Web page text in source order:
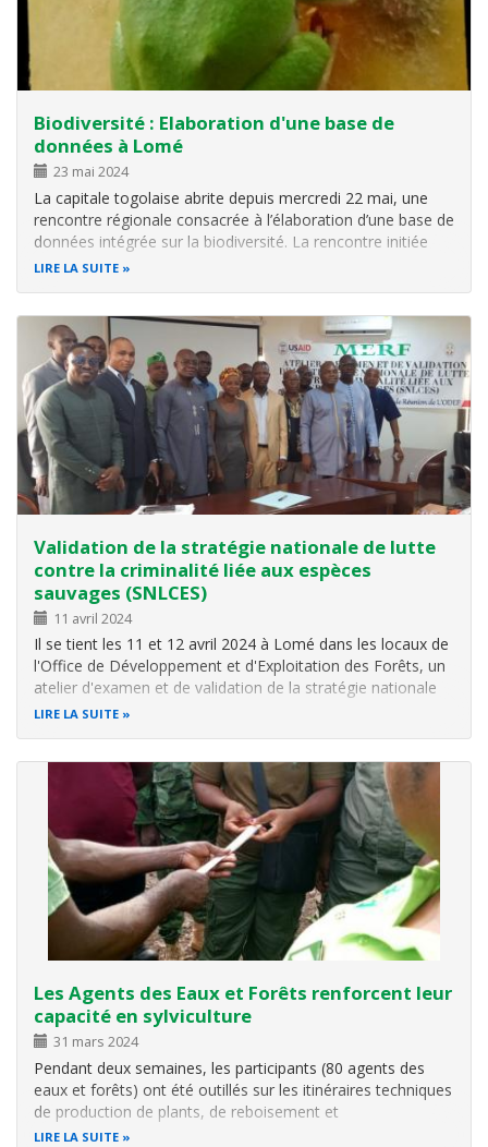
Biodiversité : Elaboration d'une base de
données à Lomé
23 mai 2024
La capitale togolaise abrite depuis mercredi 22 mai, une
rencontre régionale consacrée à l’élaboration d’une base de
données intégrée sur la biodiversité. La rencontre initiée
par l’Observatoire pour la Biodiversité et les aires
LIRE LA SUITE
Validation de la stratégie nationale de lutte
contre la criminalité liée aux espèces
sauvages (SNLCES)
11 avril 2024
Il se tient les 11 et 12 avril 2024 à Lomé dans les locaux de
l'Office de Développement et d'Exploitation des Forêts, un
atelier d'examen et de validation de la stratégie nationale
de lutte contre la criminalité liée aux espèces de sauvages
LIRE LA SUITE
Les Agents des Eaux et Forêts renforcent leur
capacité en sylviculture
31 mars 2024
Pendant deux semaines, les participants (80 agents des
eaux et forêts) ont été outillés sur les itinéraires techniques
de production de plants, de reboisement et
d'agroforesterie afin de contribuer, en symbiose avec les
LIRE LA SUITE